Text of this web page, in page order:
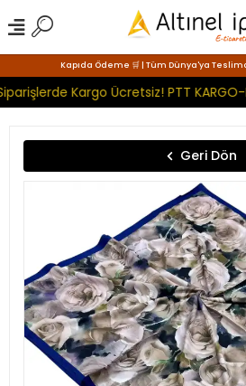
Kapıda Ödeme 🛒 | Tüm Dünya'ya
Kargo Ücretsiz! PTT KARGO-
Geri Dön